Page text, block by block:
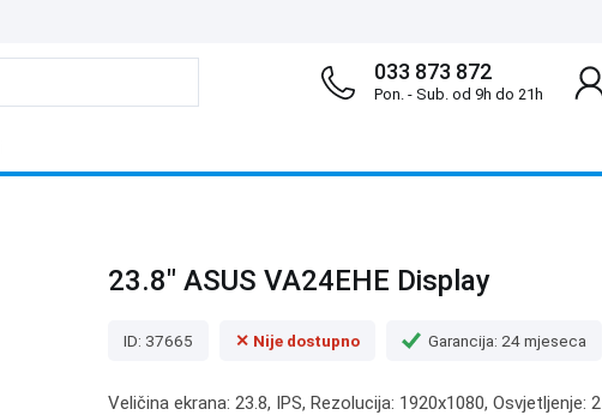
033 873 872
Pon. - Sub. od 9h do 21h
23.8" ASUS VA24EHE Display
ID: 37665 ✕ Nije dostupno Garancija: 24 mjeseca
Veličina ekrana: 23.8, IPS, Rezolucija: 1920x1080, Osvjetljenje: